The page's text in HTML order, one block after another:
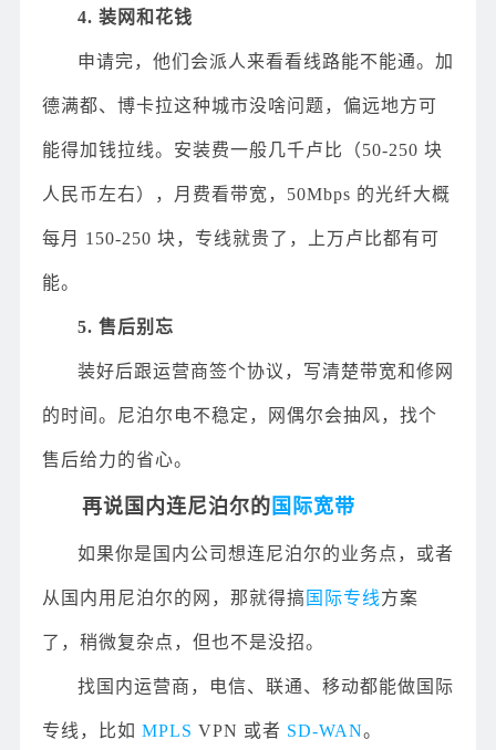
4. 装网和花钱
申请完，他们会派人来看看线路能不能通。加
德满都、博卡拉这种城市没啥问题，偏远地方可
能得加钱拉线。安装费一般几千卢比（50-250 块
人民币左右），月费看带宽，50Mbps 的光纤大概
每月 150-250 块，专线就贵了，上万卢比都有可
能。
5. 售后别忘
装好后跟运营商签个协议，写清楚带宽和修网
的时间。尼泊尔电不稳定，网偶尔会抽风，找个
售后给力的省心。
再说国内连尼泊尔的 国际宽带
如果你是国内公司想连尼泊尔的业务点，或者
从国内用尼泊尔的网，那就得搞 国际专线方案
了，稍微复杂点，但也不是没招。
找国内运营商，电信、联通、移动都能做国际
专线，比如 MPLS VPN 或者 SD-WAN。